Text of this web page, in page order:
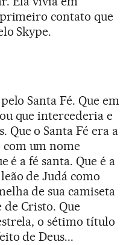
contato que
Skype.
Santa Fé. Que em
que intercederia e
Que o Santa Fé era a
um nome
é a fé santa. Que é a
de Judá como
de sua camiseta
Cristo. Que
o sétimo título
de Deus...